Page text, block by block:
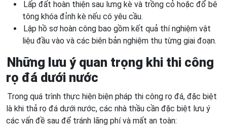
Lấp đất hoàn thiện sau lưng kè và trồng cỏ hoặc đổ bê
tông khóa đỉnh kè nếu có yêu cầu.
Lập hồ sơ hoàn công bao gồm kết quả thí nghiệm vật
liệu đầu vào và các biên bản nghiệm thu từng giai đoạn.
Những lưu ý quan trọng khi thi công
rọ đá dưới nước
Trong quá trình thực hiện biện pháp thi công rọ đá, đặc biệt
là khi thả rọ đá dưới nước, các nhà thầu cần đặc biệt lưu ý
các vấn đề sau để tránh lãng phí và mất an toàn: